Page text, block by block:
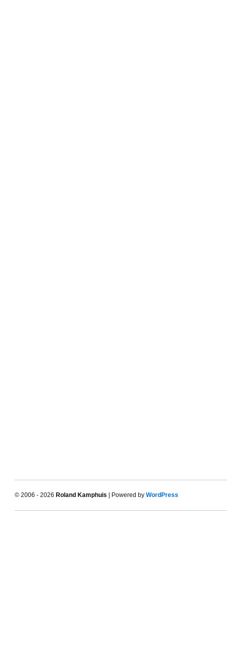
© 2006 - 2026 Roland Kamphuis | Powered by WordPress